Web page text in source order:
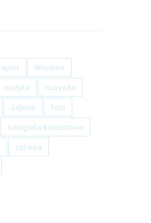
sport Wrocław
muzyka rozrywka
Zdjecia foto
fotografia koncertowa
zabawa